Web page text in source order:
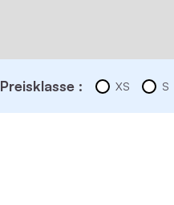
Preisklasse : XS S